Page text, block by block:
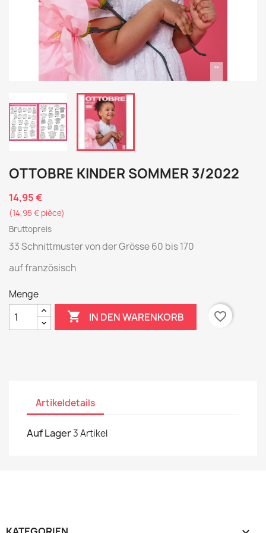
OTTOBRE KINDER SOMMER 3/2022
14,95 €
(14,95 € pièce)
Bruttopreis
33 Schnittmuster von der Grösse 60 bis 170
auf französisch
Menge
 IN DEN WARENKORB favorite_border
Artikeldetails
Auf Lager3 Artikel